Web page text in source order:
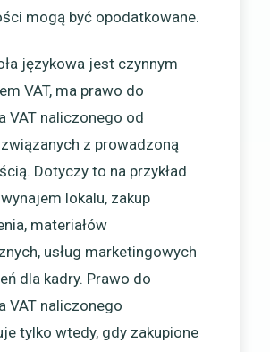
mogą być opodatkowane.
językowa jest czynnym
VAT, ma prawo do
VAT naliczonego od
z prowadzoną
Dotyczy to na przykład
lokalu, zakup
materiałów
usług marketingowych
dla kadry. Prawo do
VAT naliczonego
tylko wtedy, gdy zakupione